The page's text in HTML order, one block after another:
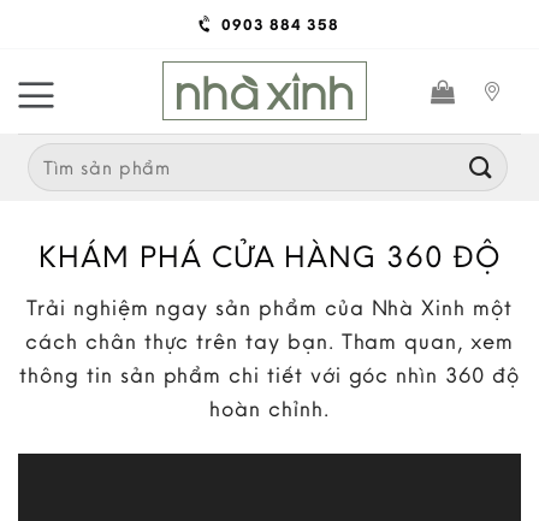
content
0903 884 358
Search
for:
KHÁM PHÁ CỬA HÀNG 360 ĐỘ
Trải nghiệm ngay sản phẩm của Nhà Xinh một
cách chân thực trên tay bạn. Tham quan, xem
thông tin sản phẩm chi tiết với góc nhìn 360 độ
hoàn chỉnh.